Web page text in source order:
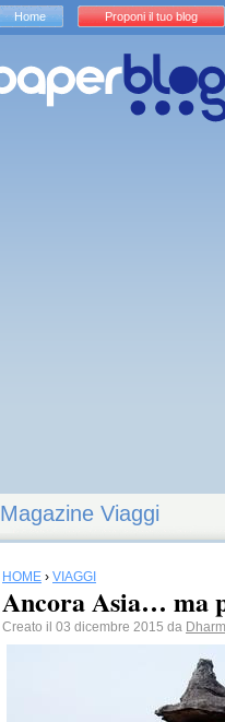
Magazine Viaggi
HOME › VIAGGI
Ancora Asia… ma
Creato il 03 dicembre 2015 da
Home Proponi il tuo blog